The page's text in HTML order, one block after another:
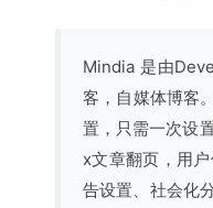
Mindia 是由
客，自媒体博客
置，只需一次设
x文章翻页，用
告设置、社会化